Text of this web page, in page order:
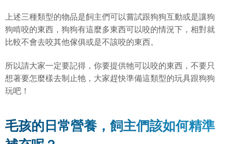
上述三種類型的物品是飼主們可以嘗試跟狗狗互動或是讓狗
狗啃咬的東西，狗狗有這麼多東西可以咬的情況下，相對就
比較不會去咬其他傢俱或是不該咬的東西。
所以請大家一定要記得，你要提供牠可以咬的東西，不要只
想著要怎麼樣去制止牠，大家趕快準備這類型的玩具跟狗狗
玩吧！
毛孩的日常營養，飼主們該如何精準